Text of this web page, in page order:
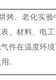
烤、老化实验
、材料、电工
件在温度环
.